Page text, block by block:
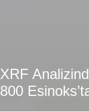
XRF
800